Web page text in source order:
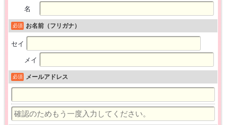
名
必須 お名前（フリガナ）
セイ
メイ
必須 メールアドレス